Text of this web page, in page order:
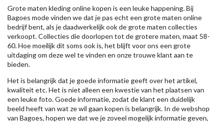
Grote maten kleding online kopen is een leuke happening. Bij
Bagoes mode vinden we dat je pas echt een grote maten online
bedrijf bent, als je daadwerkelijk ook de grote maten collecties
verkoopt. Collecties die doorlopen tot de grotere maten, maat 58-
60. Hoe moeilijk dit soms ook is, het blijft voor ons een grote
uitdaging om deze wel te vinden en onze trouwe klant aan te
bieden.
Het is belangrijk dat je goede informatie geeft over het artikel,
kwaliteit etc. Het is niet alleen een kwestie van het plaatsen van
een leuke foto. Goede informatie, zodat de klant een duidelijk
beeld heeft van wat ze wil gaan kopen is belangrijk. In de webshop
van Bagoes, hopen we dat we je zoveel mogelijk informatie geven,